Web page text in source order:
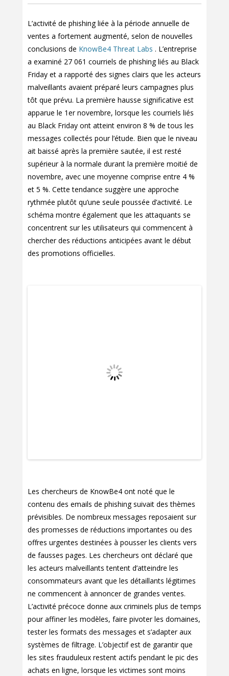
L’activité de phishing liée à la période annuelle de
ventes a fortement augmenté, selon de nouvelles
conclusions de KnowBe4 Threat Labs . L’entreprise
a examiné 27 061 courriels de phishing liés au Black
Friday et a rapporté des signes clairs que les acteurs
malveillants avaient préparé leurs campagnes plus
tôt que prévu. La première hausse significative est
apparue le 1er novembre, lorsque les courriels liés
au Black Friday ont atteint environ 8 % de tous les
messages collectés pour l’étude. Bien que le niveau
ait baissé après la première sautée, il est resté
supérieur à la normale durant la première moitié de
novembre, avec une moyenne comprise entre 4 %
et 5 %. Cette tendance suggère une approche
rythmée plutôt qu’une seule poussée d’activité. Le
schéma montre également que les attaquants se
concentrent sur les utilisateurs qui commencent à
chercher des réductions anticipées avant le début
des promotions officielles.
Les chercheurs de KnowBe4 ont noté que le
contenu des emails de phishing suivait des thèmes
prévisibles. De nombreux messages reposaient sur
des promesses de réductions importantes ou des
offres urgentes destinées à pousser les clients vers
de fausses pages. Les chercheurs ont déclaré que
les acteurs malveillants tentent d’atteindre les
consommateurs avant que les détaillants légitimes
ne commencent à annoncer de grandes ventes.
L’activité précoce donne aux criminels plus de temps
pour affiner les modèles, faire pivoter les domaines,
tester les formats des messages et s’adapter aux
systèmes de filtrage. L’objectif est de garantir que
les sites frauduleux restent actifs pendant le pic des
achats en ligne, lorsque les victimes sont moins